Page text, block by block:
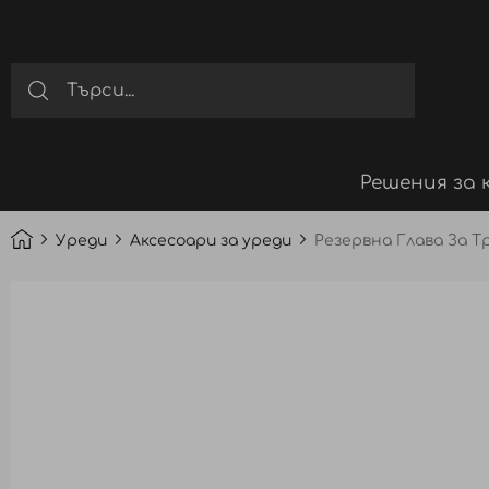
Решения за
Уреди Аксесоари за уреди Резервна Глава За